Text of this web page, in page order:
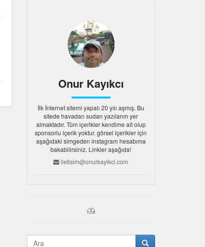
Onur Kayıkcı
İlk İnternet sitemi yapalı 20 yılı aşmış. Bu
sitede havadan sudan yazılarım yer
almaktadır. Tüm içerikler kendime ait olup
sponsorlu içerik yoktur. görsel içerikler için
aşağıdaki simgeden instagram hesabıma
bakabilirsiniz. Linkler aşağıda!
iletisim@onurkayikci.com